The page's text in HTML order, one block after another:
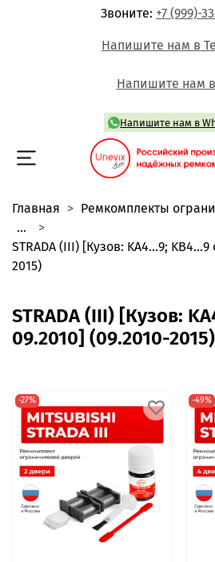
Звоните: +7 (999)-
Напишите нам в
Напишите нам
Напишите нам в
Главная
Ремкомплекты
...
STRADA (III) [Кузов: KA4...9;
2015)
STRADA (III) [Кузов:
09.2010] (09.2010-2015)
-27% -49%